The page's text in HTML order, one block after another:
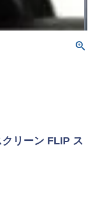
リーン FLIP ス